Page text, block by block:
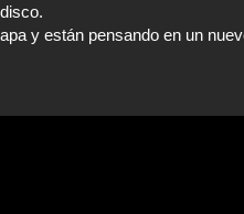
y están pensando en un